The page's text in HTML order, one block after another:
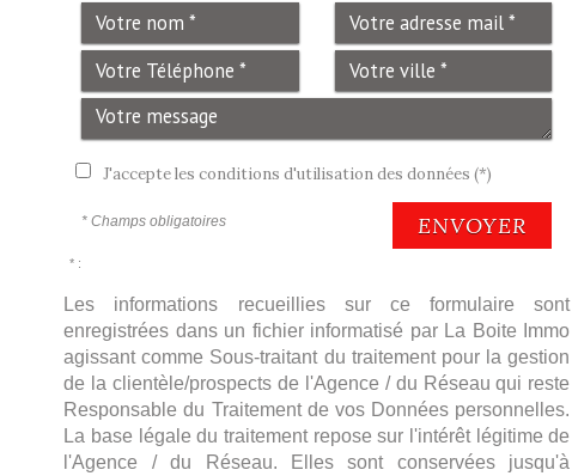
J'accepte les conditions d'utilisation des données (*)
* Champs obligatoires ENVOYER
* :
Les informations recueillies sur ce formulaire sont
enregistrées dans un fichier informatisé par La Boite Immo
agissant comme Sous-traitant du traitement pour la gestion
de la clientèle/prospects de l'Agence / du Réseau qui reste
Responsable du Traitement de vos Données personnelles.
La base légale du traitement repose sur l'intérêt légitime de
l'Agence / du Réseau. Elles sont conservées jusqu'à